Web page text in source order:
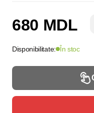
680 MDL
Disponibilitate: În stoc